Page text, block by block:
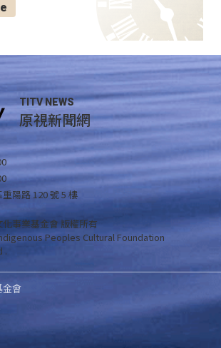
TITV NEWS
原視新聞網
陽路 120 號 5 樓
事業基金會 版權所有
Peoples Cultural Foundation
.
金會